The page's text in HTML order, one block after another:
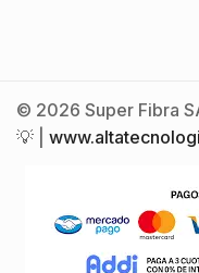
© 2026 Super Fibra
💡 |